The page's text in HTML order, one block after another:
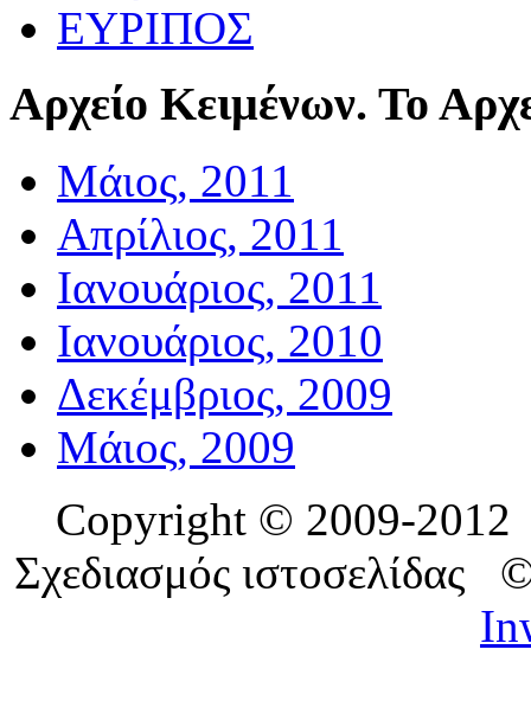
ΕΥΡΙΠΟΣ
Αρχείο Κειμένων. Το
Μάιος, 2011
Απρίλιος, 2011
Ιανουάριος, 2011
Ιανουάριος, 2010
Δεκέμβριος, 2009
Μάιος, 2009
Copyright © 2009-
Σχεδιασμός